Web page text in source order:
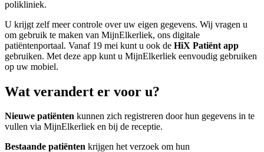
polikliniek.
U krijgt zelf meer controle over uw eigen gegevens. Wij vragen u
om gebruik te maken van MijnElkerliek, ons digitale
patiëntenportaal. Vanaf 19 mei kunt u ook de HiX Patiënt app
gebruiken. Met deze app kunt u MijnElkerliek eenvoudig gebruiken
op uw mobiel.
Wat verandert er voor u?
Nieuwe patiënten kunnen zich registreren door hun gegevens in te
vullen via MijnElkerliek en bij de receptie.
Bestaande patiënten krijgen het verzoek om hun